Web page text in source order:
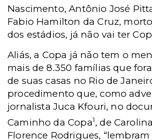
Nascimento, Antônio José
Fabio Hamilton da Cruz,
dos estádios, já não vai ter
Aliás, a Copa já não tem o
mais de 8.350 famílias que
de suas casas no Rio de
procedimento que, como
jornalista Juca Kfouri, no
Caminho da Copa1, de
Florence Rodrigues,